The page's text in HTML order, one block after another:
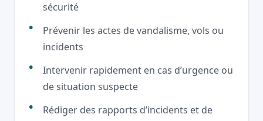
sécurité
Prévenir les actes de vandalisme, vols ou
incidents
Intervenir rapidement en cas d’urgence ou
de situation suspecte
Rédiger des rapports d’incidents et de